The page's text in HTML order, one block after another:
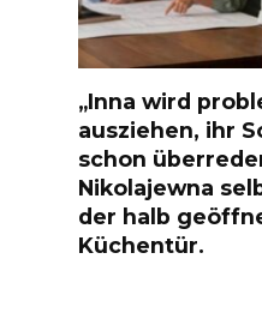
„Inna wird
ausziehen, ihr
schon
Nikolajewna
der halb
Küchentür.